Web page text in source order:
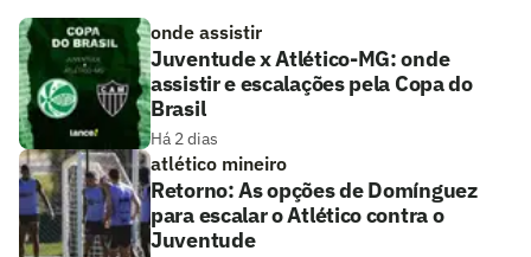
onde assistir
Juventude x Atlético-MG: onde
assistir e escalações pela Copa do
Brasil
Há 2 dias
atlético mineiro
Retorno: As opções de Domínguez
para escalar o Atlético contra o
Juventude